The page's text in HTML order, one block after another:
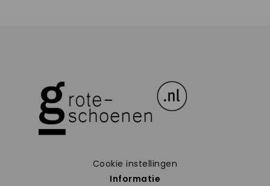
Cookie instellingen
Informatie